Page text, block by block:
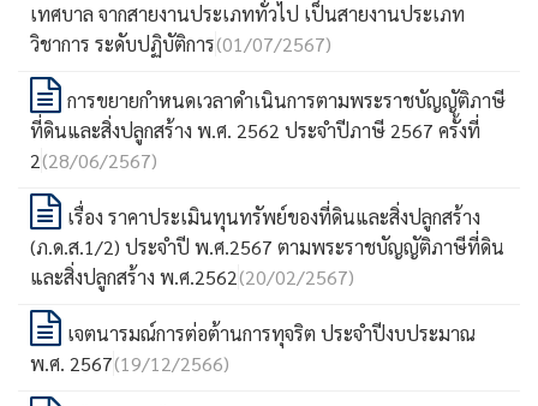
เทศบาล จากสายงานประเภททั่วไป เป็นสายงานประเภท
วิชาการ ระดับปฏิบัติการ(01/07/2567)
การขยายกำหนดเวลาดำเนินการตามพระราชบัญญัติภาษี
ที่ดินและสิ่งปลูกสร้าง พ.ศ. 2562 ประจำปีภาษี 2567 ครั้งที่
2(28/06/2567)
เรื่อง ราคาประเมินทุนทรัพย์ของที่ดินและสิ่งปลูกสร้าง
(ภ.ด.ส.1/2) ประจำปี พ.ศ.2567 ตามพระราชบัญญัติภาษีที่ดิน
และสิ่งปลูกสร้าง พ.ศ.2562(20/02/2567)
เจตนารมณ์การต่อต้านการทุจริต ประจำปีงบประมาณ
พ.ศ. 2567(19/12/2566)